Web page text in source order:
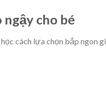
ngậy cho bé
cách lựa chọn bắp ngon